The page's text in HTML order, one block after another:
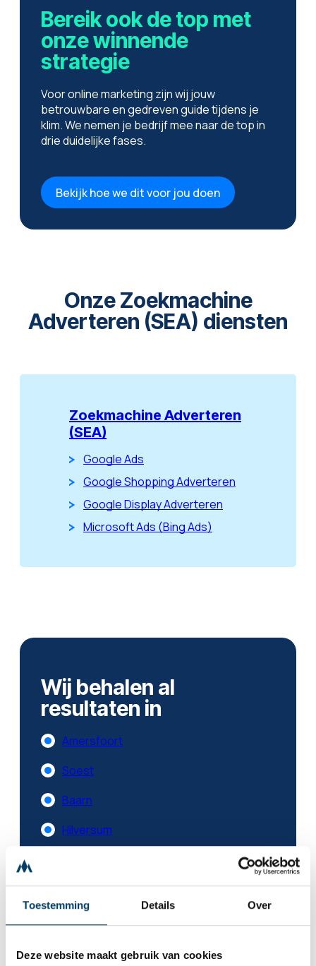
Toestemming Details Over
Deze website maakt gebruik van cookies
Bereik ook de top met
onze winnende
strategie
Voor online marketing zijn wij jouw
betrouwbare en gedreven guide tijdens je
klim. We nemen je bedrijf mee naar de top in
drie duidelijke fases.
Bekijk hoe we dit voor jou doen
Onze Zoekmachine
Adverteren (SEA) diensten
Zoekmachine Adverteren
(SEA)
Google Ads
Google Shopping Adverteren
Google Display Adverteren
Microsoft Ads (Bing Ads)
Wij behalen al
resultaten in
Amersfoort
Soest
Baarn
Hilversum
Zeist